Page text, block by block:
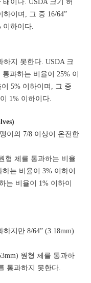
이다. USDA 크기 허
이며, 그 중 16/64”
이하이다.
하지 못한다. USDA 크
과하는 비율이 25% 이
5% 이하이며, 그 중
1% 이하이다.
이의 7/8 이상이 온전한
형 체를 통과하는 비율
는 비율이 3% 이하이
는 비율이 1% 이하이
지만 8/64” (3.18mm)
원형 체를 통과하
통과하지 못한다.